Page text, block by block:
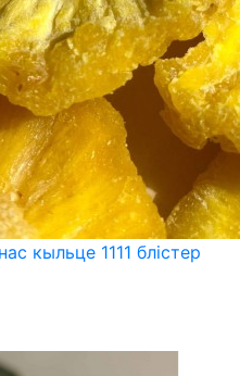
кыльце 1111 блістер